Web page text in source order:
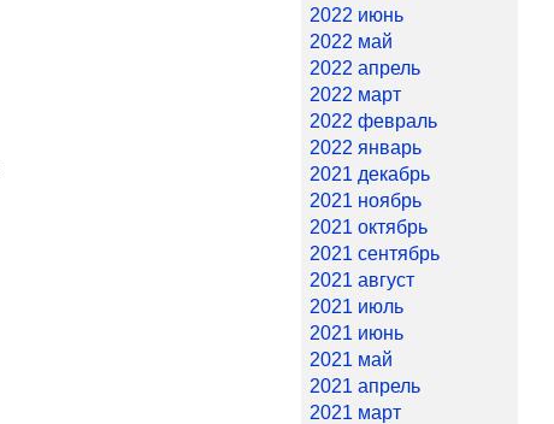
2022 июнь
2022 май
2022 апрель
2022 март
2022 февраль
2022 январь
2021 декабрь
2021 ноябрь
2021 октябрь
2021 сентябрь
2021 август
2021 июль
2021 июнь
2021 май
2021 апрель
2021 март